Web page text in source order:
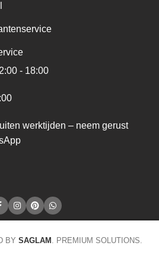
- 18:00
werktijden – neem gerust
BY SAGLAM . PREMIUM SOLUTIONS.